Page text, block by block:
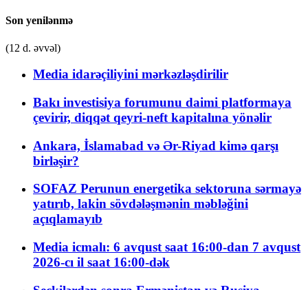
Son yenilənmə
(12 d. əvvəl)
Media idarəçiliyini mərkəzləşdirilir
Bakı investisiya forumunu daimi platformaya
çevirir, diqqət qeyri-neft kapitalına yönəlir
Ankara, İslamabad və Ər-Riyad kimə qarşı
birləşir?
SOFAZ Perunun energetika sektoruna sərmayə
yatırıb, lakin sövdələşmənin məbləğini
açıqlamayıb
Media icmalı: 6 avqust saat 16:00-dan 7 avqust
2026-cı il saat 16:00-dək